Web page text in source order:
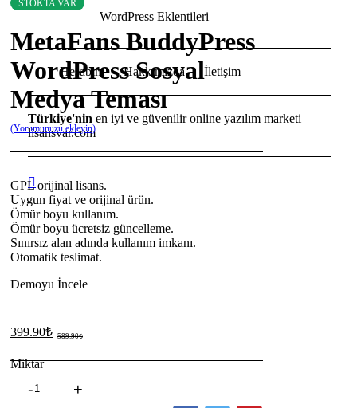
WordPress Eklentileri
Hesabım Hakkımızda İletişim
Türkiye'nin en iyi ve güvenilir online yazılım marketi
lisansvar.com
STOKTA VAR
MetaFans BuddyPress
WordPress Sosyal
Medya Teması
Yorumunuzu ekleyin
GPL orijinal lisans.
Uygun fiyat ve orijinal ürün.
Ömür boyu kullanım.
Ömür boyu ücretsiz güncelleme.
Sınırsız alan adında kullanım imkanı.
Otomatik teslimat.
Demoyu İncele
589.90₺
Orijinal
589.90₺.
399.90₺
Şu
fiyat:
399.90₺.
Miktar
BuddyPress